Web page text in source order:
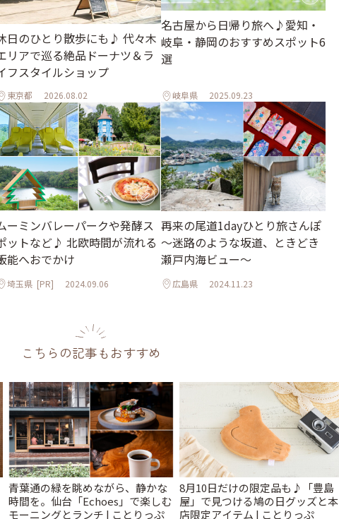
日のひとり散歩にも♪ 代々木
リアで巡る絶品ドーナツ＆ラ
フスタイルショップ
東京都 2026.08.02
名古屋から日帰り旅へ♪愛知・
岐阜・静岡のおすすめスポット6
選
岐阜県 2025.09.23
ーミンバレーパークや発酵ス
ットなど♪ 北欧時間が流れる
能へおでかけ
埼玉県 [PR] 2024.09.06
再来の尾道1dayひとり旅さんぽ
～迷路のような坂道、ときどき
瀬戸内海ビュー～
広島県 2024.11.23
こちらの記事もおすすめ
青葉通の緑を眺めながら、静かな
時間を。仙台「Echoes」で楽しむ
モーニングとランチ | ことりっぷ
8月10日だけの限定品も♪「豊島
屋」で見つける鳩の日グッズと本
店限定アイテム | ことりっぷ